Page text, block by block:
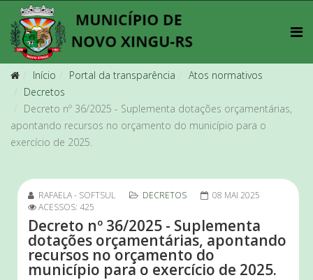
Início Portal da transparência
Atos normativos
Decretos
Decreto nº 36/2025 - Suplementa dotações orçamentárias,
apontando recursos no orçamento do município para o
exercício de 2025.
RAFAELA - SOFTSUL DECRETOS
08 MAI 2025
ACESSOS: 425
Decreto nº 36/2025 - Suplementa
dotações orçamentárias, apontando
recursos no orçamento do
município para o exercício de 2025.